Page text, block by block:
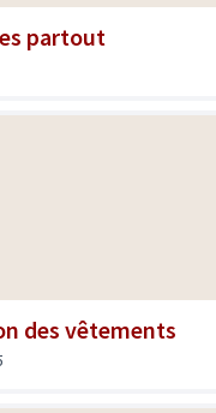
partout
des vêtements